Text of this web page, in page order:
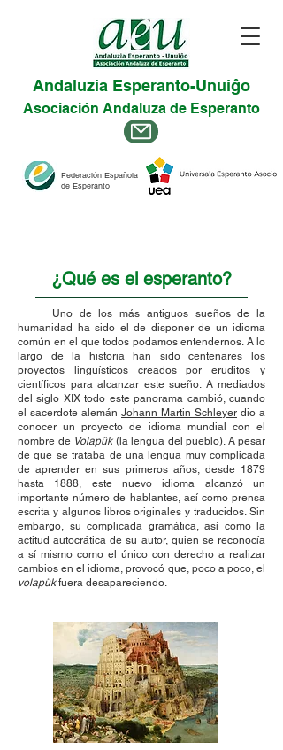
Federación Española
de Esperanto
Andaluzia Esperanto-Unuiĝo
Asociación Andaluza de Esperanto
¿Qué es el esperanto?
Uno de los más antiguos sueños de la
humanidad ha sido el de disponer de un idioma
común en el que todos podamos entendernos. A lo
largo de la historia han sido centenares los
proyectos lingüísticos creados por eruditos y
científicos para alcanzar este sueño. A mediados
del siglo XIX todo este panorama cambió, cuando
el sacerdote alemán Johann Martin Schleyer dio a
conocer un proyecto de idioma mundial con el
nombre de Volapük(la lengua del pueblo). A pesar
de que se trataba de una lengua muy complicada
de aprender en sus primeros años, desde 1879
hasta 1888, este nuevo idioma alcanzó un
importante número de hablantes, así como prensa
escrita y algunos libros originales y traducidos. Sin
embargo, su complicada gramática, así como la
actitud autocrática de su autor, quien se reconocía
a sí mismo como el único con derecho a realizar
cambios en el idioma, provocó que, poco a poco, el
volapükfuera desapareciendo.